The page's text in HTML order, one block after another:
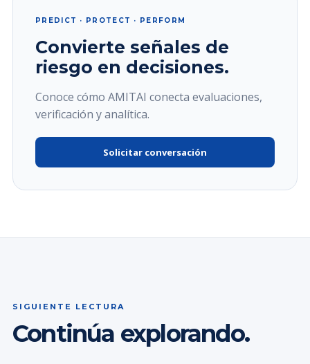
PREDICT · PROTECT · PERFORM
Convierte señales de
riesgo en decisiones.
Conoce cómo AMITAI conecta evaluaciones,
verificación y analítica.
Solicitar conversación
SIGUIENTE LECTURA
Continúa explorando.